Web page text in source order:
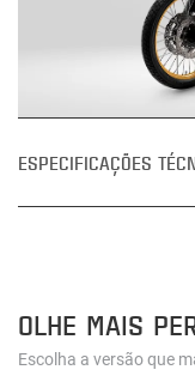
ESPECIFICAÇÕES
OLHE MAIS
Escolha a versão que